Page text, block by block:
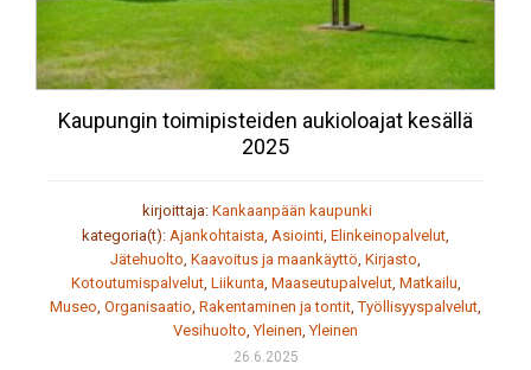
Kaupungin toimipisteiden aukioloajat kesällä
2025
kirjoittaja: Kankaanpään kaupunki
kategoria(t): Ajankohtaista, Asiointi, Elinkeinopalvelut,
Jätehuolto, Kaavoitus ja maankäyttö, Kirjasto,
Kotoutumispalvelut, Liikunta, Maaseutupalvelut, Matkailu,
Museo, Organisaatio, Rakentaminen ja tontit,Työllisyyspalvelut,
Vesihuolto,Yleinen,Yleinen
26.6.2025